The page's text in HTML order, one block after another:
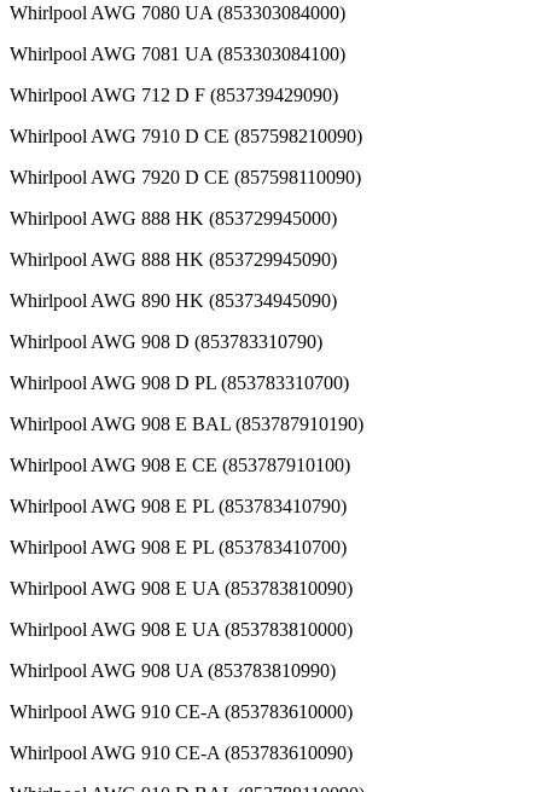
Whirlpool AWG 7080 UA (853303084000)
Whirlpool AWG 7081 UA (853303084100)
Whirlpool AWG 712 D F (853739429090)
Whirlpool AWG 7910 D CE (857598210090)
Whirlpool AWG 7920 D CE (857598110090)
Whirlpool AWG 888 HK (853729945000)
Whirlpool AWG 888 HK (853729945090)
Whirlpool AWG 890 HK (853734945090)
Whirlpool AWG 908 D (853783310790)
Whirlpool AWG 908 D PL (853783310700)
Whirlpool AWG 908 E BAL (853787910190)
Whirlpool AWG 908 E CE (853787910100)
Whirlpool AWG 908 E PL (853783410790)
Whirlpool AWG 908 E PL (853783410700)
Whirlpool AWG 908 E UA (853783810090)
Whirlpool AWG 908 E UA (853783810000)
Whirlpool AWG 908 UA (853783810990)
Whirlpool AWG 910 CE-A (853783610000)
Whirlpool AWG 910 CE-A (853783610090)